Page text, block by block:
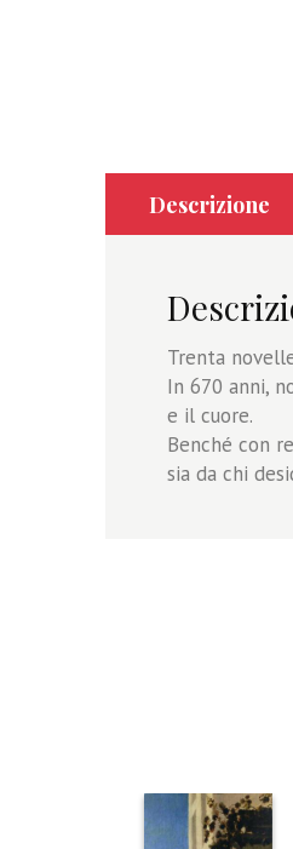
Descrizione
Trenta
In 670 anni,
e il cuore.
Benché con
sia da chi